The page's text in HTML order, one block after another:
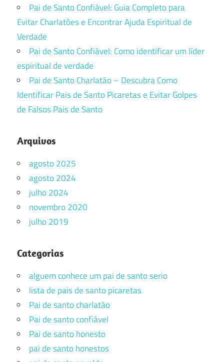
Pai de Santo Confiável: Guia Completo para
Evitar Charlatões e Encontrar Ajuda Espiritual de
Verdade
Pai de Santo Confiável: Como identificar um líder
espiritual de verdade
Pai de Santo Charlatão – Descubra Como
Identificar Pais de Santo Picaretas e Evitar Golpes
de Falsos Pais de Santo
Arquivos
agosto 2025
agosto 2024
julho 2024
novembro 2020
julho 2019
Categorias
alguem conhece um pai de santo serio
lista de pais de santo picaretas
Pai de santo charlatão
Pai de santo confiável
Pai de santo honesto
pai de santo honestos